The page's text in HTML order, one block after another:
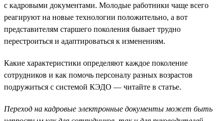
с кадровыми документами. Молодые работники чаще всего
реагируют на новые технологии положительно, а вот
представителям старшего поколения бывает трудно
перестроиться и адаптироваться к изменениям.
Какие характеристики определяют каждое поколение
сотрудников и как помочь персоналу разных возрастов
‎подружиться‎ с системой КЭДО — читайте в статье.
Переход на кадровые электронные документы может быть